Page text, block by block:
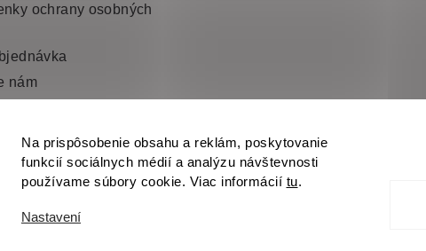
Na prispôsobenie obsahu a reklám, poskytovanie
funkcií sociálnych médií a analýzu návštevnosti
používame súbory cookie. Viac informácií tu.
Nastavení
ochrany osobných
nám